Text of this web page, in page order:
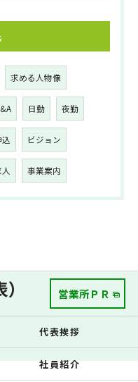
求める人物像
日勤 夜勤
ビジョン
事業案内
営業所ＰＲ
代表挨拶
社員紹介